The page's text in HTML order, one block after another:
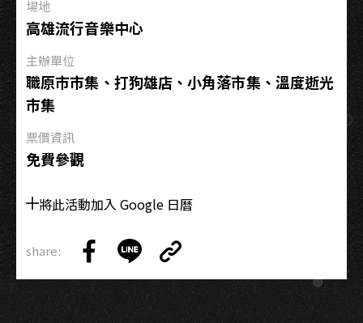
菈
創
作
專
聽
會
場地
高雄流行音樂中心
主辦單位
職原市市集、打狗雄店、小角落市集、溫度逝光
市集
票價資訊
免費參觀
將此活動加入 Google 日曆
share:
on
Facebook
on
LINE
Link
Copy
Link